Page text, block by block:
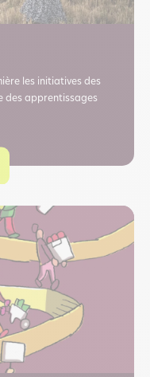
les initiatives des
des apprentissages